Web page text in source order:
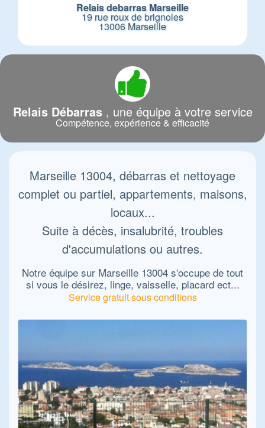
Relais debarras Marseille
19 rue roux de brignoles
13006 Marseille
Relais Débarras, une équipe à votre service
Compétence, expérience & efficacité
Marseille 13004, débarras et nettoyage
complet ou partiel, appartements, maisons,
locaux...
Suite à décès, insalubrité, troubles
d'accumulations ou autres.
Notre équipe sur Marseille 13004 s'occupe de tout
si vous le désirez, linge, vaisselle, placard ect...
Service gratuit sous conditions